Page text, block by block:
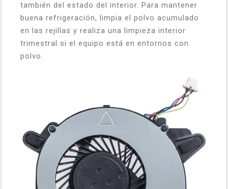
también del estado del interior. Para mantener
buena refrigeración, limpia el polvo acumulado
en las rejillas y realiza una limpieza interior
trimestral si el equipo está en entornos con
polvo.